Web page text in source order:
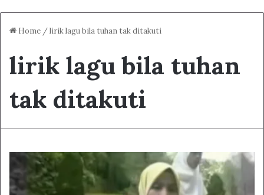
Home /lirik lagu bila tuhan tak ditakuti
lirik lagu bila tuhan
tak ditakuti